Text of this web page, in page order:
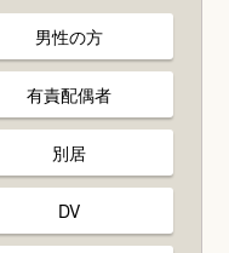
男性の方
有責配偶者
別居
DV